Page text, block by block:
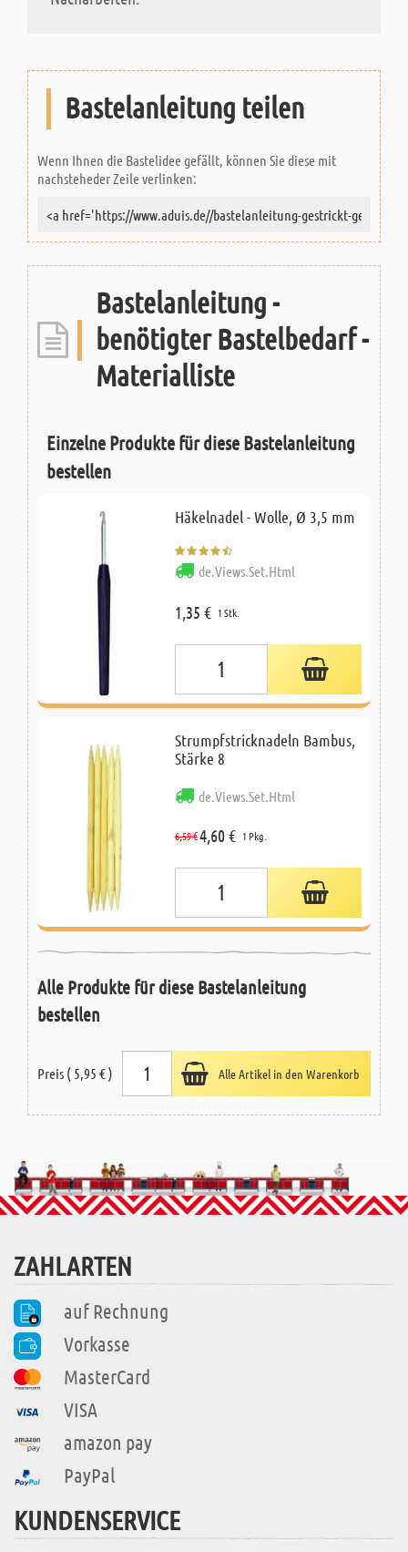
Bastelanleitung teilen
Wenn Ihnen die Bastelidee gefällt, können Sie diese mit
nachsteheder Zeile verlinken:
Bastelanleitung -
benötigter Bastelbedarf -
Materialliste
Einzelne Produkte für diese Bastelanleitung
bestellen
Häkelnadel - Wolle, Ø 3,5 mm
de.Views.Set.Html
1,35 € 1 Stk.
Strumpfstricknadeln Bambus,
Stärke 8
de.Views.Set.Html
6,59 €4,60 € 1 Pkg.
Alle Produkte für diese Bastelanleitung
bestellen
Preis ( 5,95 € ) Alle Artikel in den Warenkorb
ZAHLARTEN
auf Rechnung
Vorkasse
MasterCard
VISA
amazon pay
PayPal
KUNDENSERVICE